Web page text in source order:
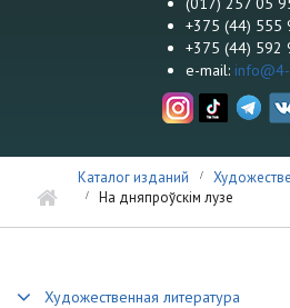
+375 (44) 555
+375 (44) 592
e-mail:
Каталог изданий
На дняпроўскім лузе
Художественная литература